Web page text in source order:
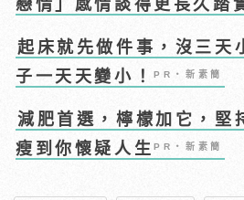
戀情」感情談得更長久踏
起床就先做件事，沒三天
子一天天變小！PR・新素簡
減肥首選，檸檬加它，堅
瘦到你懷疑人生PR・新素簡